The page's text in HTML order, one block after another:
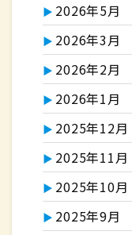
2026年5月
2026年3月
2026年2月
2026年1月
2025年12月
2025年11月
2025年10月
2025年9月